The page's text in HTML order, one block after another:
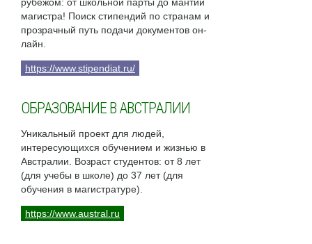
магистра! Поиск стипендий по странам и
прозрачный путь подачи документов он-
лайн.
https://www.stipendiat.ru/
ОБРАЗОВАНИЕ В АВСТРАЛИИ
Уникальный проект для людей,
интересующихся обучением и жизнью в
Австралии. Возраст студентов: от 8 лет
(для учебы в школе) до 37 лет (для
обучения в магистратуре).
https://www.austral.ru